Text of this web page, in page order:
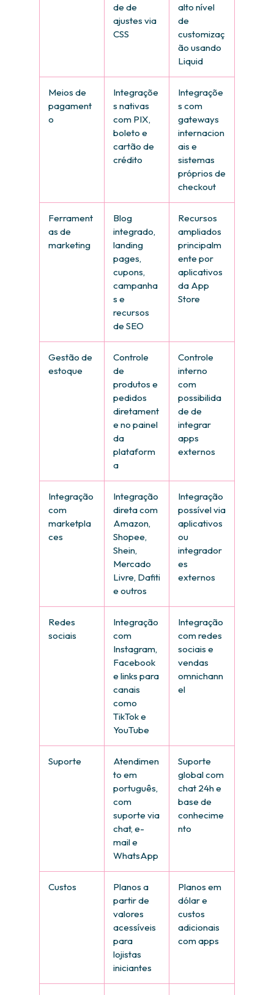
de de
ajustes via
CSS
alto nível
de
customizaç
ão usando
Liquid
Meios de
pagament
o
Integraçõe
s nativas
com PIX,
boleto e
cartão de
crédito
Integraçõe
s com
gateways
internacion
ais e
sistemas
próprios de
checkout
Ferrament
as de
marketing
Blog
integrado,
landing
pages,
cupons,
campanha
s e
recursos
de SEO
Recursos
ampliados
principalm
ente por
aplicativos
da App
Store
Gestão de
estoque
Controle
de
produtos e
pedidos
diretament
e no painel
da
plataform
a
Controle
interno
com
possibilida
de de
integrar
apps
externos
Integração
com
marketpla
ces
Integração
direta com
Amazon,
Shopee,
Shein,
Mercado
Livre, Dafiti
e outros
Integração
possível via
aplicativos
ou
integrador
es
externos
Redes
sociais
Integração
com
Instagram,
Facebook
e links para
canais
como
TikTok e
YouTube
Integração
com redes
sociais e
vendas
omnichann
el
Suporte
Atendimen
to em
português,
com
suporte via
chat, e-
mail e
WhatsApp
Suporte
global com
chat 24h e
base de
conhecime
nto
Custos
Planos a
partir de
valores
acessíveis
para
lojistas
iniciantes
Planos em
dólar e
custos
adicionais
com apps